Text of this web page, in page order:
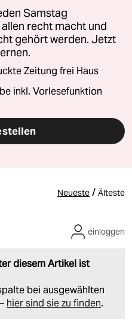
Samstag
recht macht und
gehört werden. Jetzt
Zeitung frei Haus
inkl. Vorlesefunktion
Neueste / Älteste
diesem Artikel ist
bei ausgewählten
hier sind sie zu finden.
einloggen